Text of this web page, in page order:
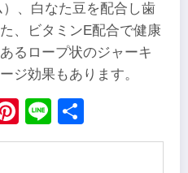
、白なた豆を配合し歯
、ビタミンE配合で健康
るロープ状のジャーキ
ジ効果もあります。
Pinterest
Line